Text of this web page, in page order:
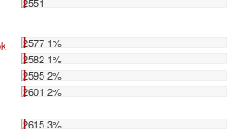
2577 1%
2582 1%
2595 2%
2601 2%
2615 3%